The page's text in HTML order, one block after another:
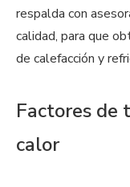
respalda con
calidad, para que
de calefacción y
Factores de
calor